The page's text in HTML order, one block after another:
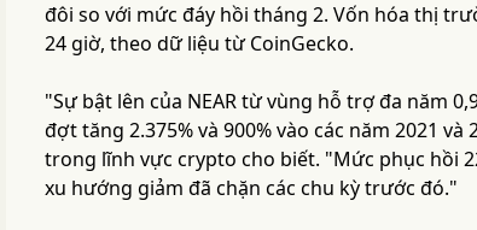
đôi so với mức đáy hồi tháng 2. Vốn hóa thị
24 giờ, theo dữ liệu từ CoinGecko.
"Sự bật lên của NEAR từ vùng hỗ trợ đa năm
đợt tăng 2.375% và 900% vào các năm 2021
trong lĩnh vực crypto cho biết. "Mức phục hồi
xu hướng giảm đã chặn các chu kỳ trước đó."